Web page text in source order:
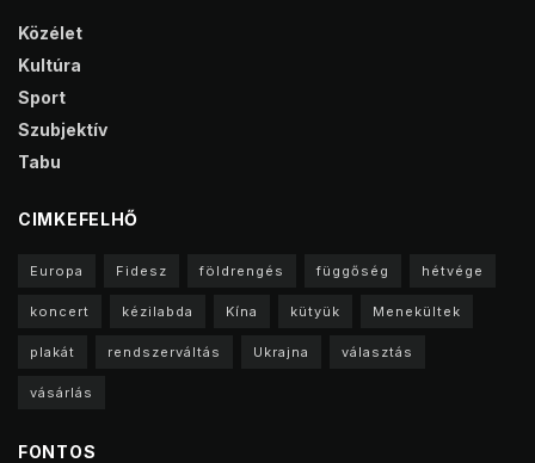
Közélet
Kultúra
Sport
Szubjektív
Tabu
CIMKEFELHŐ
Europa Fidesz földrengés függőség hétvége
koncert kézilabda Kína kütyük Menekültek
plakát rendszerváltás Ukrajna választás
vásárlás
FONTOS